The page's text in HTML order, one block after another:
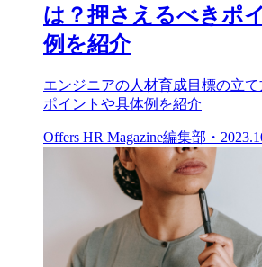
は？押さえるべきポ
例を紹介
エンジニアの人材育成目標の立
ポイントや具体例を紹介
Offers HR Magazine編集部 ・